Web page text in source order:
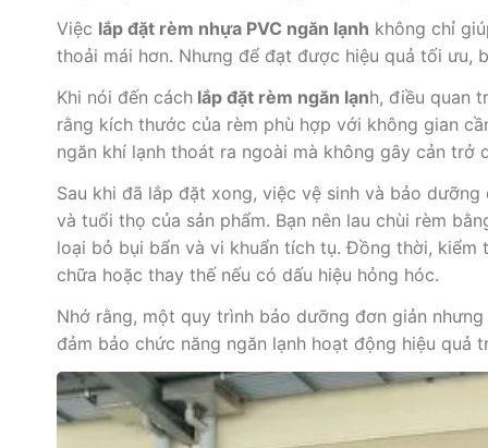
Việc lắp đặt rèm nhựa PVC ngăn lạnh không chỉ
thoải mái hơn. Nhưng để đạt được hiệu quả tối ưu,
Khi nói đến cáchlắp đặt rèm ngăn lạnh, điều quan
rằng kích thước của rèm phù hợp với không gian
ngăn khí lạnh thoát ra ngoài mà không gây cản trở
Sau khi đã lắp đặt xong, việc vệ sinh và bảo
và tuổi thọ của sản phẩm. Bạn nên lau chùi rèm
loại bỏ bụi bẩn và vi khuẩn tích tụ. Đồng thời,
chữa hoặc thay thế nếu có dấu hiệu hỏng hóc.
Nhớ rằng, một quy trình bảo dưỡng đơn giản
đảm bảo chức năng ngăn lạnh hoạt động hiệu quả